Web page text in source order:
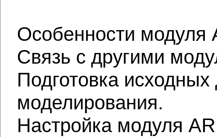
Особенности модуля
Связь с другими
Подготовка
моделирования.
Настройка модуля